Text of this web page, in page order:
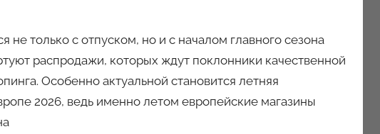
не только с отпуском, но и с началом главного сезона
распродажи, которых ждут поклонники качественной
Особенно актуальной становится летняя
2026, ведь именно летом европейские магазины